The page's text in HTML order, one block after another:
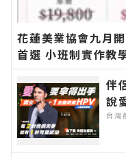
花蓮美業協會九月
首選 小班制實作教
邁向創業之路∣花
快速的今日新聞報
伴
說
台灣